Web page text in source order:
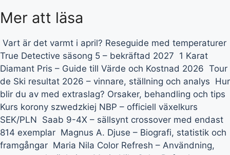
Mer att läsa
Vart är det varmt i april? Reseguide med temperaturer
True Detective säsong 5 – bekräftad 2027 1 Karat
Diamant Pris – Guide till Värde och Kostnad 2026 Tour
de Ski resultat 2026 – vinnare, ställning och analys Hur
blir du av med extraslag? Orsaker, behandling och tips
Kurs korony szwedzkiej NBP – officiell växelkurs
SEK/PLN Saab 9-4X – sällsynt crossover med endast
814 exemplar Magnus A. Djuse – Biografi, statistik och
framgångar Maria Nila Color Refresh – Användning,